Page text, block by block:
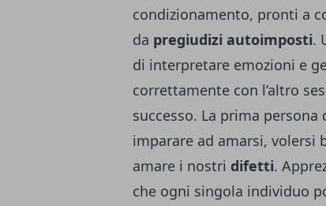
condizionamento, pronti a
da pregiudizi autoimposti.
di interpretare emozioni e
correttamente con l’altro
successo. La prima
imparare ad amarsi, volersi
amare i nostri difetti.
che ogni singola individuo